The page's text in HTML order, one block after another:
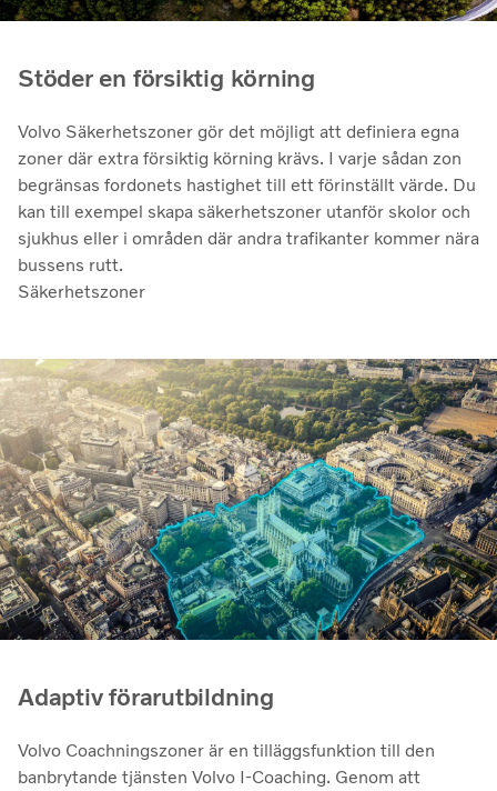
Stöder en försiktig körning
Volvo Säkerhetszoner gör det möjligt att definiera egna
zoner där extra försiktig körning krävs. I varje sådan zon
begränsas fordonets hastighet till ett förinställt värde. Du
kan till exempel skapa säkerhetszoner utanför skolor och
sjukhus eller i områden där andra trafikanter kommer nära
bussens rutt.
Säkerhetszoner
Adaptiv förarutbildning
Volvo Coachningszoner är en tilläggsfunktion till den
banbrytande tjänsten Volvo I-Coaching. Genom att